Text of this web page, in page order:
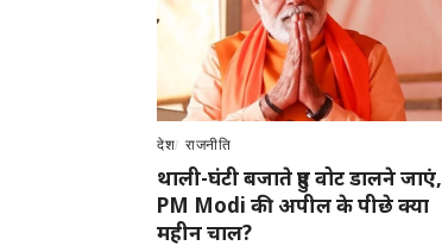
देश राजनीति
थाली-घंटी बजाते हुए वोट डालने जाएं,
PM Modi की अपील के पीछे क्या
महीन चाल?